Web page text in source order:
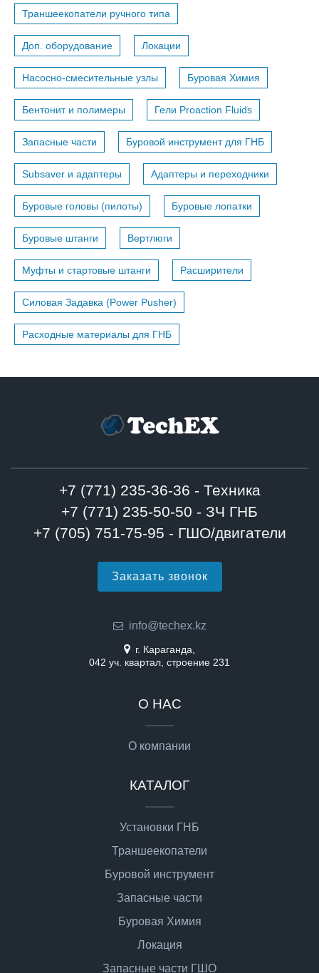
Траншеекопатели ручного типа
Доп. оборудование Локации
Насосно-смесительные узлы Буровая Химия
Бентонит и полимеры Гели Proaction Fluids
Запасные части Буровой инструмент для ГНБ
Subsaver и адаптеры Адаптеры и переходники
Буровые головы (пилоты) Буровые лопатки
Буровые штанги Вертлюги
Муфты и стартовые штанги Расширители
Силовая Задавка (Power Pusher)
Расходные материалы для ГНБ
+7 (771) 235-36-36 - Техника
+7 (771) 235-50-50 - ЗЧ ГНБ
+7 (705) 751-75-95 - ГШО/двигатели
Заказать звонок
info@techex.kz
г. Караганда,
042 уч. квартал, строение 231
О НАС
О компании
КАТАЛОГ
Установки ГНБ
Траншеекопатели
Буровой инструмент
Запасные части
Буровая Химия
Локация
Запасные части ГШО